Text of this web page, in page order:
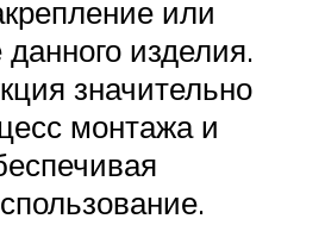
или
изделия.
значительно
монтажа и